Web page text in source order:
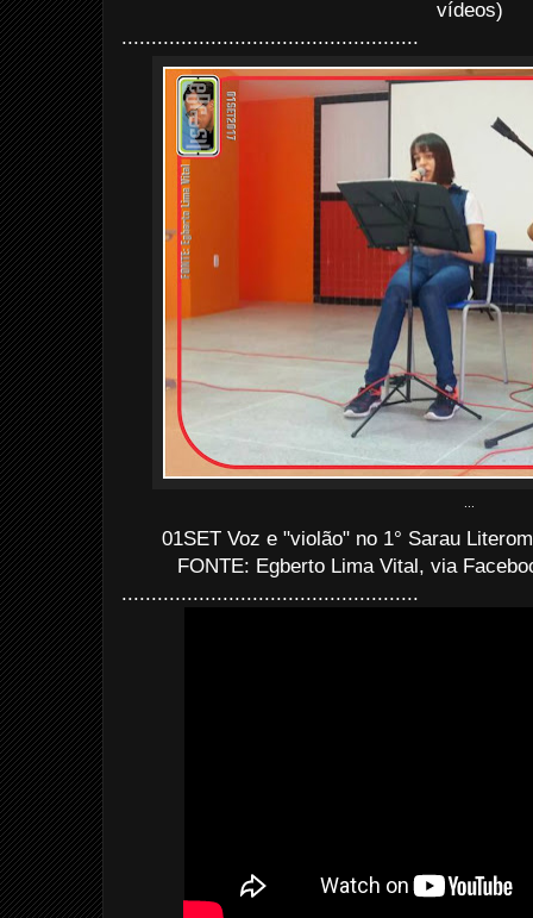
vídeos)
..................................................
01SET Voz e "violão" no 1° Sarau
FONTE: Egberto Lima Vital, via
..................................................